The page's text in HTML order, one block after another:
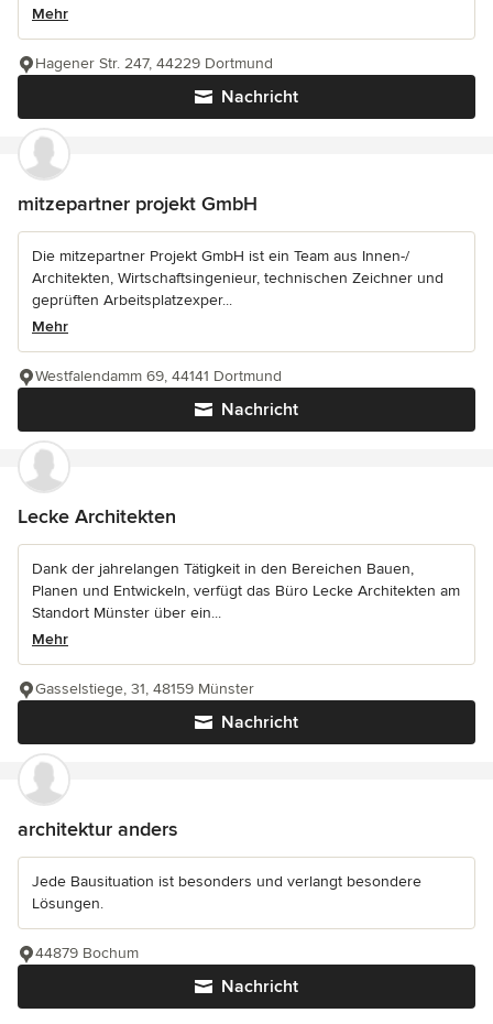
Mehr
Nachricht
Hagener Str. 247, 44229 Dortmund
mitzepartner projekt GmbH
Die mitzepartner Projekt GmbH ist ein Team aus Innen-/
Architekten, Wirtschaftsingenieur, technischen Zeichner und
geprüften Arbeitsplatzexper...
Mehr
Nachricht
Westfalendamm 69, 44141 Dortmund
Lecke Architekten
Dank der jahrelangen Tätigkeit in den Bereichen Bauen,
Planen und Entwickeln, verfügt das Büro Lecke Architekten am
Standort Münster über ein...
Mehr
Nachricht
Gasselstiege, 31, 48159 Münster
architektur anders
Jede Bausituation ist besonders und verlangt besondere
Lösungen.
Nachricht
44879 Bochum